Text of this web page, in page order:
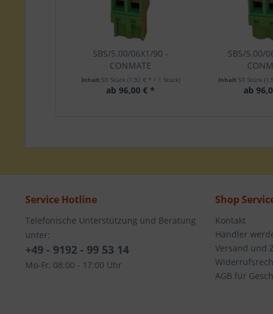
SBS/5.00/06X1/90 -
CONMATE
Inhalt 50 Stück (1,92 € * / 1 Stück)
ab 96,00 € *
SBS/5.00/
Inhalt 50 Stück
ab
Service Hotline
Telefonische Unterstützung und Beratung
unter:
+49 - 9192 - 99 53 14
Mo-Fr, 08:00 - 17:00 Uhr
Shop
Kontakt
Händler
Versand und
AGB für